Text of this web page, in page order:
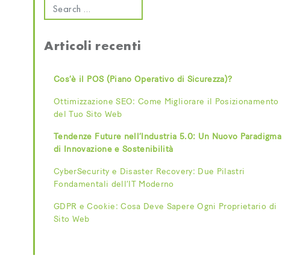
Articoli recenti
Cos’è il POS (Piano Operativo di Sicurezza)?
Ottimizzazione SEO: Come Migliorare il Posizionamento
del Tuo Sito Web
Tendenze Future nell’Industria 5.0: Un Nuovo Paradigma
di Innovazione e Sostenibilità
CyberSecurity e Disaster Recovery: Due Pilastri
Fondamentali dell’IT Moderno
GDPR e Cookie: Cosa Deve Sapere Ogni Proprietario di
Sito Web